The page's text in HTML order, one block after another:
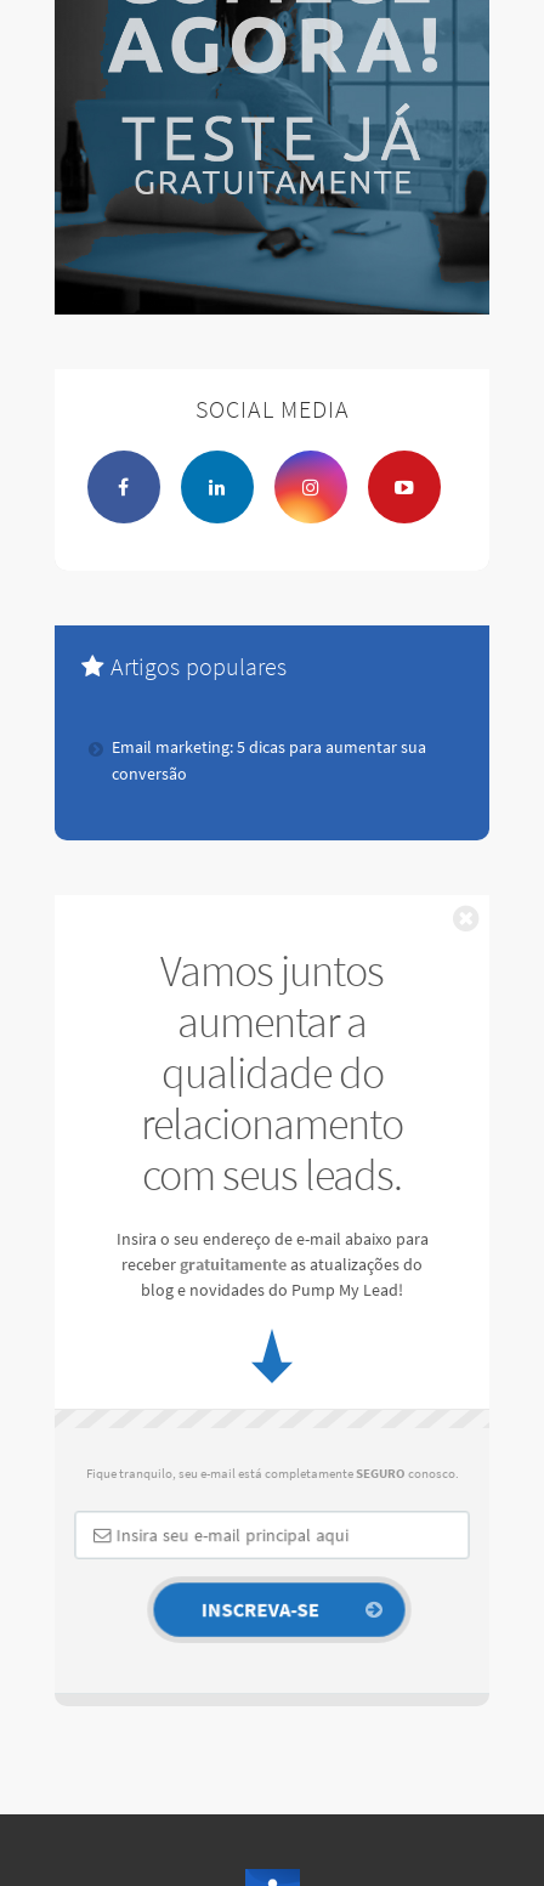
SOCIAL MEDIA
Artigos populares
Email marketing: 5 dicas para aumentar sua
conversão
Vamos juntos
aumentar a
qualidade do
relacionamento
com seus leads.
Insira o seu endereço de e-mail abaixo para
recebergratuitamenteas atualizações do
blog e novidades do Pump My Lead!
Fique tranquilo, seu e-mail está completamente SEGURO conosco.